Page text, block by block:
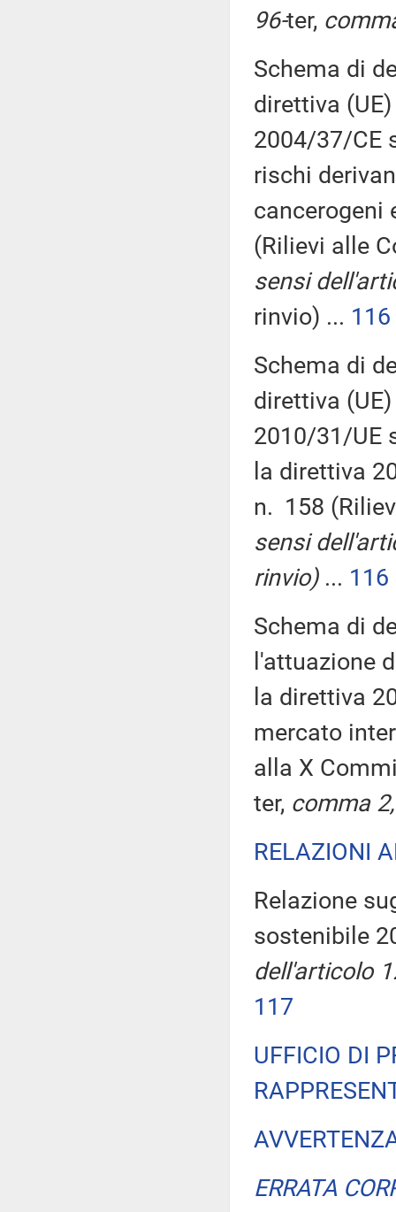
96-ter,
Schema di
direttiva
2004/37/CE
rischi
cancerogeni
(Rilievi alle
sensi
rinvio) ... 116
Schema di
direttiva
2010/31/UE
la direttiva
n. 158
sensi
rinvio)... 116
Schema di
l'attuazione
la direttiva
mercato
alla X
ter, comma
RELAZIONI
Relazione
sostenibile
dell'articolo
117
UFFICIO DI
ERRATA